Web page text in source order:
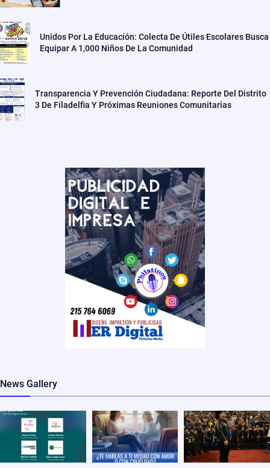
Unidos Por La Educación: Colecta De Útiles Escolares Busca
Equipar A 1,000 Niños De La Comunidad
Transparencia Y Prevención Ciudadana: Reporte Del Distrito
3 De Filadelfia Y Próximas Reuniones Comunitarias
News Gallery